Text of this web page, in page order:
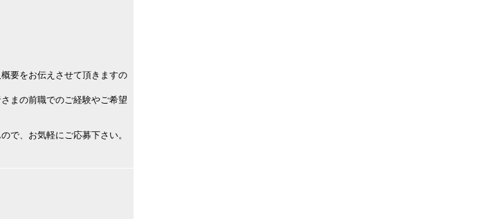
要をお伝えさせて頂きますの
まの前職でのご経験やご希望
で、お気軽にご応募下さい。